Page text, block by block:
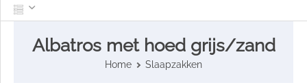
Albatros met hoed grijs/zand
Home Slaapzakken